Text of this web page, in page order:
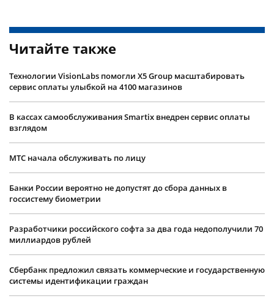
Читайте также
Технологии VisionLabs помогли X5 Group масштабировать
сервис оплаты улыбкой на 4100 магазинов
В кассах самообслуживания Smartix внедрен сервис оплаты
взглядом
МТС начала обслуживать по лицу
Банки России вероятно не допустят до сбора данных в
госсистему биометрии
Разработчики российского софта за два года недополучили 70
миллиардов рублей
Сбербанк предложил связать коммерческие и государственную
системы идентификации граждан